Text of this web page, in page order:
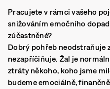
Pracujete v rámci vašeho
snižováním emočního
zúčastněné?
Dobrý pohřeb neodstraňuje
nezapříčiňuje. Žal je
ztráty někoho, koho jsme
budeme emociálně,